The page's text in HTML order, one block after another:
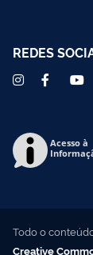
REDES
Acesso à
Todo o
Creative